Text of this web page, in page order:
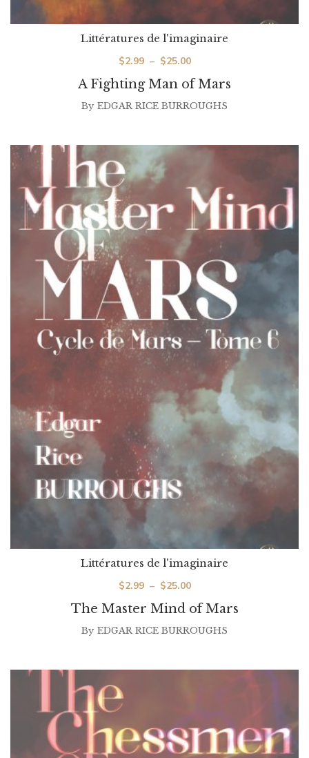
A Fighting Man of Mars
Littératures de l'imaginaire
$2.99 – $25.00Plage
de
By EDGAR RICE BURROUGHS
The Master Mind of Mars
Littératures de l'imaginaire
$2.99 – $25.00Plage
de
prix :
By EDGAR RICE BURROUGHS